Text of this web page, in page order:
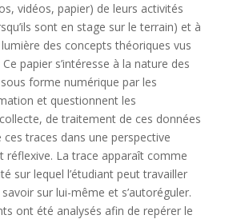
vidéos, papier) de leurs activités
sont en stage sur le terrain) et à
des concepts théoriques vus
papier s’intéresse à la nature des
forme numérique par les
et questionnent les
de traitement de ces données
ces traces dans une perspective
réflexive. La trace apparaît comme
sur lequel l’étudiant peut travailler
sur lui-même et s’autoréguler.
ont été analysés afin de repérer le